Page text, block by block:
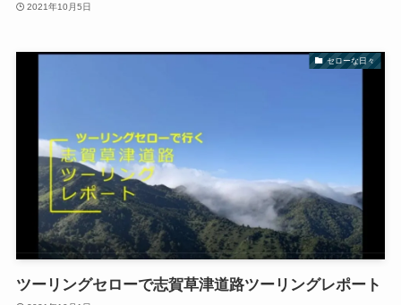
2021年10月5日
セローな日々
ツーリングセローで志賀草津道路ツーリングレポート